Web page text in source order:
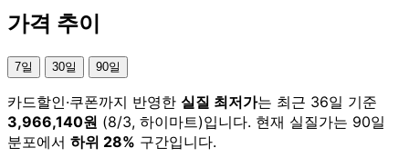
가격 추이
7일 30일 90일
카드할인·쿠폰까지 반영한 실질 최저가는 최근 36일 기준
3,966,140원 (8/3, 하이마트)입니다. 현재 실질가는 90일
분포에서 하위 28% 구간입니다.